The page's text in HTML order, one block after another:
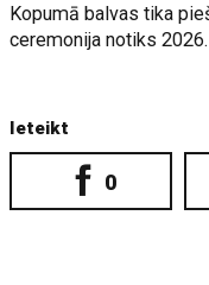
Kopumā balvas tika
ceremonija notiks
Ieteikt
0